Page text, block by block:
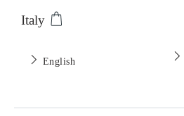
Italy
English